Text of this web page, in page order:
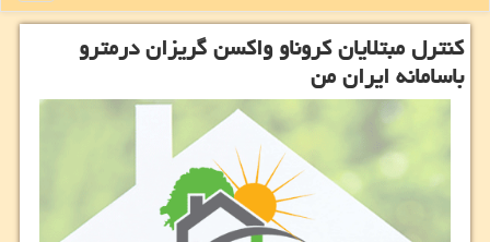
کنترل مبتلایان کروناو واکسن گریزان درمترو
باسامانه ایران من